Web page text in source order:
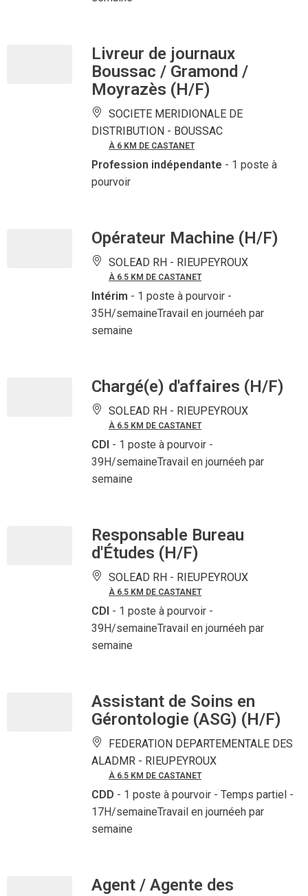
Livreur de journaux
Boussac / Gramond /
Moyrazès (H/F)
SOCIETE MERIDIONALE DE
DISTRIBUTION - BOUSSAC
À 6 KM DE CASTANET
Profession indépendante - 1 poste à
pourvoir
Opérateur Machine (H/F)
SOLEAD RH - RIEUPEYROUX
À 6.5 KM DE CASTANET
Intérim - 1 poste à pourvoir -
35H/semaineTravail en journéeh par
semaine
Chargé(e) d'affaires (H/F)
SOLEAD RH - RIEUPEYROUX
À 6.5 KM DE CASTANET
CDI - 1 poste à pourvoir -
39H/semaineTravail en journéeh par
semaine
Responsable Bureau
d'Études (H/F)
SOLEAD RH - RIEUPEYROUX
À 6.5 KM DE CASTANET
CDI - 1 poste à pourvoir -
39H/semaineTravail en journéeh par
semaine
Assistant de Soins en
Gérontologie (ASG) (H/F)
FEDERATION DEPARTEMENTALE DES
ALADMR - RIEUPEYROUX
À 6.5 KM DE CASTANET
CDD - 1 poste à pourvoir - Temps partiel -
17H/semaineTravail en journéeh par
semaine
Agent / Agente des